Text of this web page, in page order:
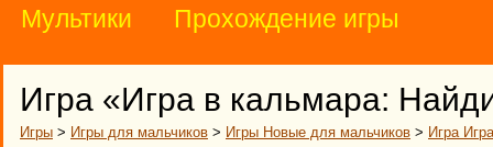
Мультики Прохождение игры
Игра «Игра в кальмара:
Игры > Игры для мальчиков > Игры Новые для мальчиков > Игра